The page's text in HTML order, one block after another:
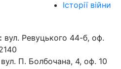
Історії війни
вул. Ревуцького 44-б, оф.
вул. П. Болбочана, 4, оф. 10